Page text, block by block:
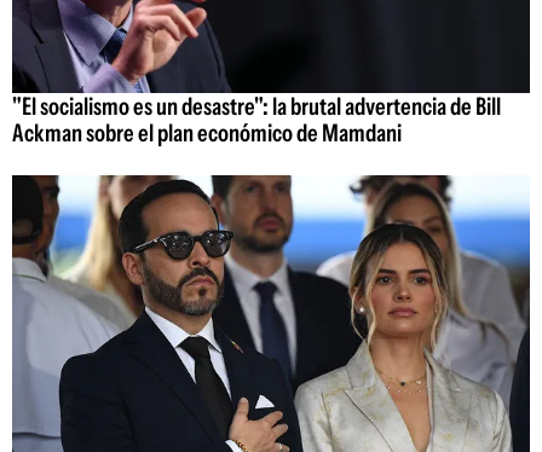
"El socialismo es un desastre": la brutal advertencia de Bill
Ackman sobre el plan económico de Mamdani